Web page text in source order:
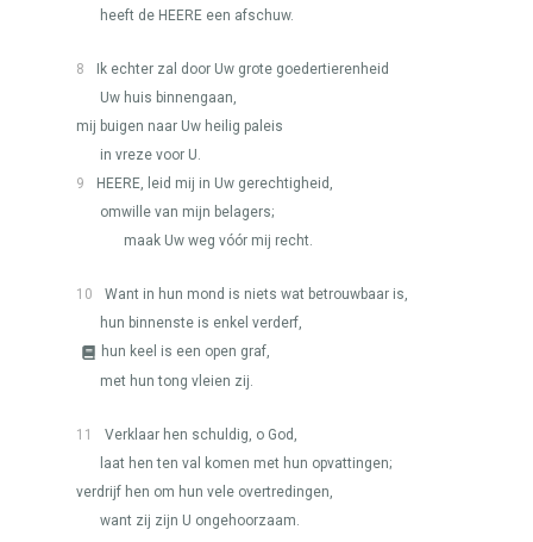
heeft de HEERE een afschuw.
8
Ik echter zal door Uw grote goedertierenheid
Uw huis binnengaan,
mij buigen naar Uw heilig paleis
in vreze voor U.
9
HEERE, leid mij in Uw gerechtigheid,
omwille van mijn belagers;
maak Uw weg vóór mij recht.
10
Want in hun mond is niets wat betrouwbaar is,
hun binnenste is enkel verderf,
hun keel is een open graf,
met hun tong vleien zij.
11
Verklaar hen schuldig, o God,
laat hen ten val komen met hun opvattingen;
verdrijf hen om hun vele overtredingen,
want zij zijn U ongehoorzaam.